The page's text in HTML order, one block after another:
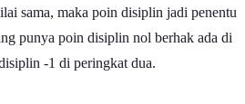
sama, maka poin disiplin jadi penentu
punya poin disiplin nol berhak ada di
-1 di peringkat dua.